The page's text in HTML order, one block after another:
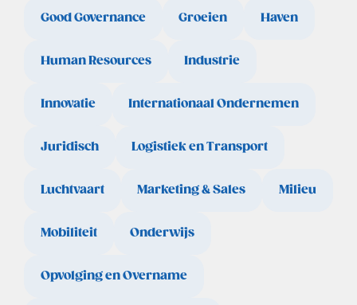
Good Governance Groeien Haven
Human Resources Industrie
Innovatie Internationaal Ondernemen
Juridisch Logistiek en Transport
Luchtvaart Marketing & Sales Milieu
Mobiliteit Onderwijs
Opvolging en Overname